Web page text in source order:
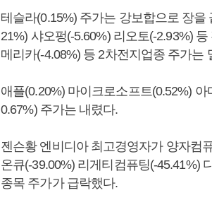
테슬라(0.15%) 주가는 강보합으로 장을
21%) 샤오펑(-5.60%) 리오토(-2.93%)
메리카(-4.08%) 등 2차전지업종 주가는
애플(0.20%) 마이크로소프트(0.52%)
0.67%) 주가는 내렸다.
젠슨황 엔비디아 최고경영자가 양자컴
온큐(-39.00%) 리게티컴퓨팅(-45.41%)
종목 주가가 급락했다.